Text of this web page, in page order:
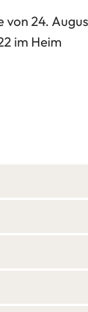
von 24.
im Heim